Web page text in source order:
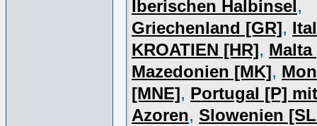
Iberischen Halbinsel,
Griechenland [GR],
KROATIEN [HR], Malta
Mazedonien [MK],
[MNE], Portugal [P]
Azoren, Slowenien